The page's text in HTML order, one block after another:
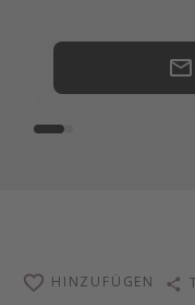
HINZUFÜGEN